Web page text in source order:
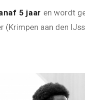
5 jaar en wordt
(Krimpen aan den